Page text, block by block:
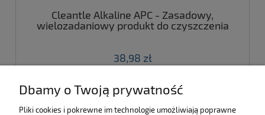
Cleantle Alkaline APC - Zasadowy,
wielozadaniowy produkt do czyszczenia
38,98 zł
do koszyka
Dbamy o Twoją prywatność
Pliki cookies i pokrewne im technologie umożliwiają poprawne